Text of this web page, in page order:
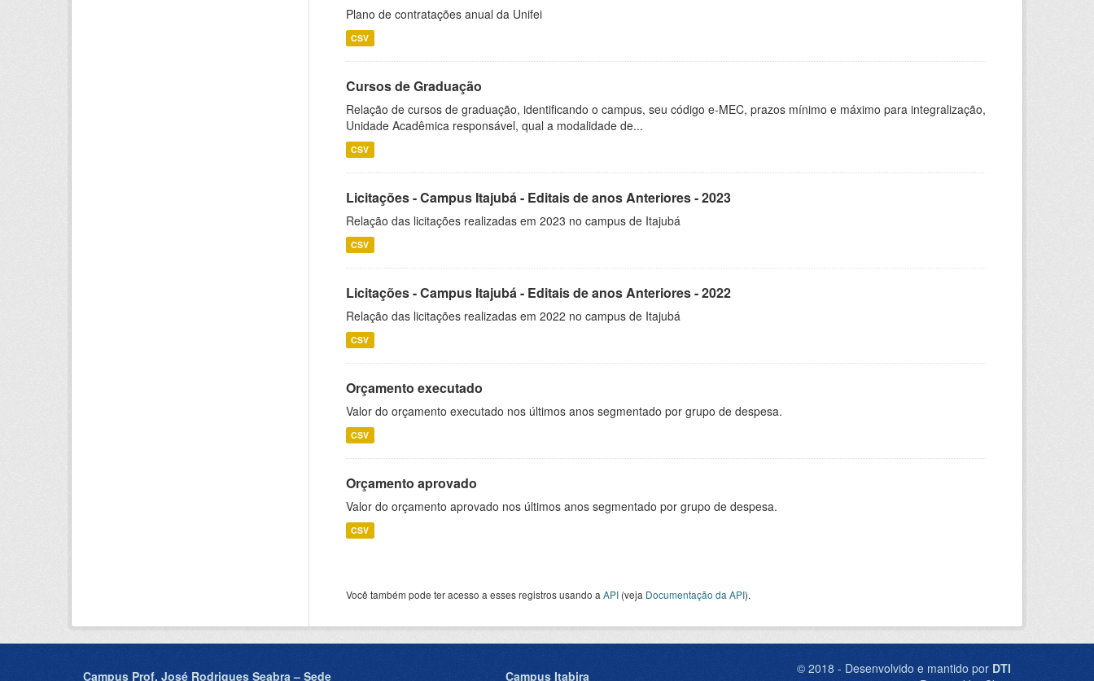
Plano de contratações anual da Unifei
CSV
Cursos de Graduação
Relação de cursos de graduação, identificando o campus, seu código e-MEC, prazos mínimo e máximo para integralização,
Unidade Acadêmica responsável, qual a modalidade de...
CSV
Licitações - Campus Itajubá - Editais de anos Anteriores - 2023
Relação das licitações realizadas em 2023 no campus de Itajubá
CSV
Licitações - Campus Itajubá - Editais de anos Anteriores - 2022
Relação das licitações realizadas em 2022 no campus de Itajubá
CSV
Orçamento executado
Valor do orçamento executado nos últimos anos segmentado por grupo de despesa.
CSV
Orçamento aprovado
Valor do orçamento aprovado nos últimos anos segmentado por grupo de despesa.
CSV
Você também pode ter acesso a esses registros usando a API (veja Documentação da API).
Campus Prof. José Rodrigues Seabra – Sede Campus Itabira © 2018 - Desenvolvido e mantido por DTI